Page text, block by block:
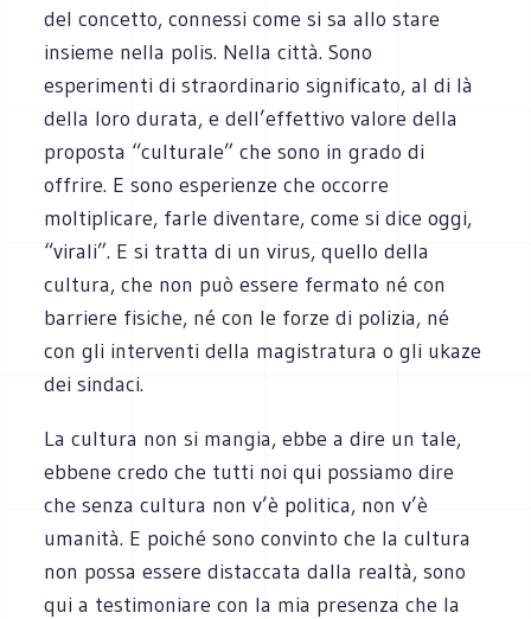
del concetto, connessi come si sa allo stare
insieme nella polis. Nella città. Sono
esperimenti di straordinario significato, al di là
della loro durata, e dell’effettivo valore della
proposta “culturale” che sono in grado di
offrire. E sono esperienze che occorre
moltiplicare, farle diventare, come si dice oggi,
“virali”. E si tratta di un virus, quello della
cultura, che non può essere fermato né con
barriere fisiche, né con le forze di polizia, né
con gli interventi della magistratura o gli ukaze
dei sindaci.
La cultura non si mangia, ebbe a dire un tale,
ebbene credo che tutti noi qui possiamo dire
che senza cultura non v’è politica, non v’è
umanità. E poiché sono convinto che la cultura
non possa essere distaccata dalla realtà, sono
qui a testimoniare con la mia presenza che la